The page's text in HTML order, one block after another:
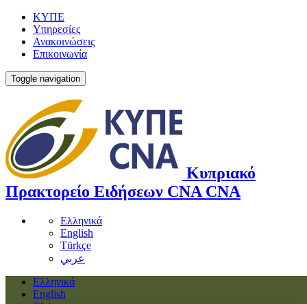
ΚΥΠΕ
Υπηρεσίες
Ανακοινώσεις
Επικοινωνία
Toggle navigation
Κυπριακό
Πρακτορείο Ειδήσεων CNA CNA
Ελληνικά
English
Türkçe
عربي
Ελληνικά
English